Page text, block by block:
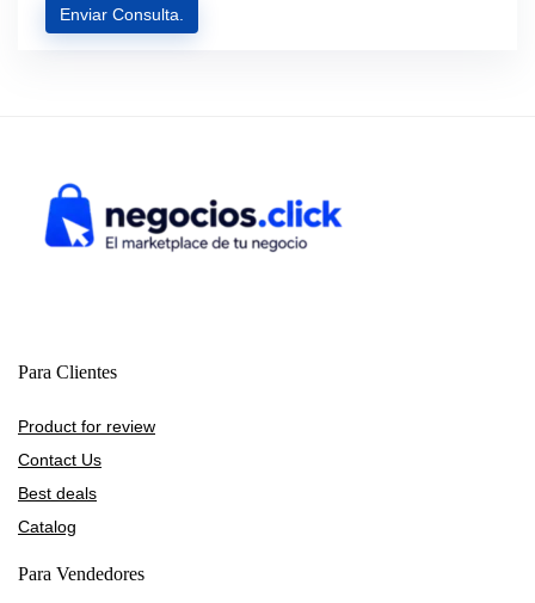
Para Clientes
Product for review
Contact Us
Best deals
Catalog
Para Vendedores